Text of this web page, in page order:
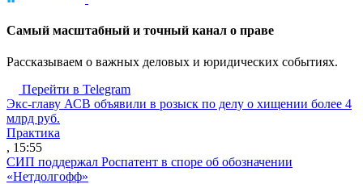
Cамый масштабный и точный канал о праве
Рассказываем о важных деловых и юридических событиях.
Перейти в Telegram
Экс-главу АСВ объявили в розыск по делу о хищении более 4
млрд руб.
Практика
, 15:55
СИП поддержал Роспатент в споре об обозначении
«Нетдолгофф»